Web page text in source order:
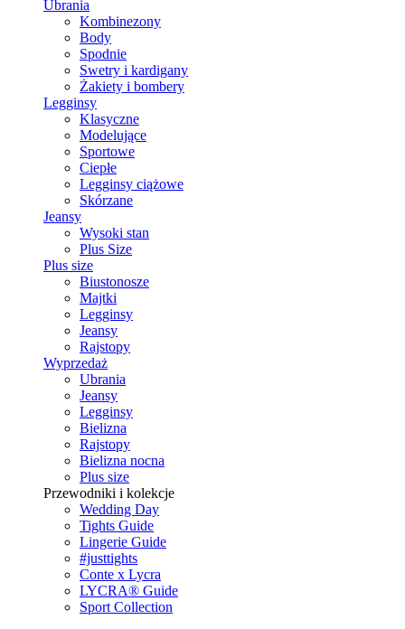
Ubrania
Kombinezony
Body
Spodnie
Swetry i kardigany
Żakiety i bombery
Legginsy
Klasyczne
Modelujące
Sportowe
Ciepłe
Legginsy ciążowe
Skórzane
Jeansy
Wysoki stan
Plus Size
Plus size
Biustonosze
Majtki
Legginsy
Jeansy
Rajstopy
Wyprzedaż
Ubrania
Jeansy
Legginsy
Bielizna
Rajstopy
Bielizna nocna
Plus size
Przewodniki i kolekcje
Wedding Day
Tights Guide
Lingerie Guide
#justtights
Conte x Lycra
LYCRA® Guide
Sport Сollection